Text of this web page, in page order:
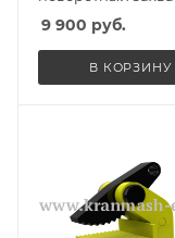
9 900 руб.
В КОРЗИНУ